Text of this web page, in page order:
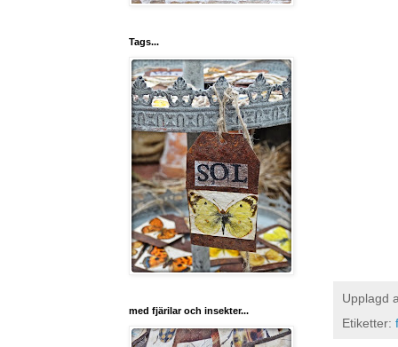
Upplagd
Etiketter:
Tags...
med fjärilar och insekter...